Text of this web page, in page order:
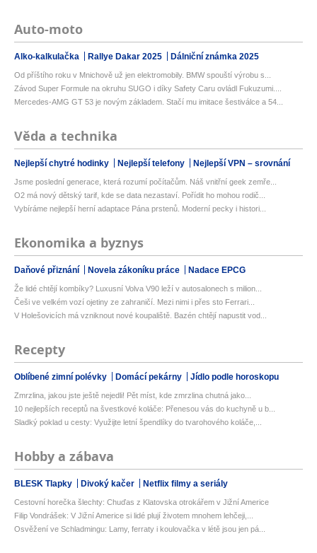
Auto-moto
Alko-kalkulačka Rallye Dakar 2025 Dálniční známka 2025
Od příštího roku v Mnichově už jen elektromobily. BMW spouští výrobu s...
Závod Super Formule na okruhu SUGO i díky Safety Caru ovládl Fukuzumi....
Mercedes-AMG GT 53 je novým základem. Stačí mu imitace šestiválce a 54...
Věda a technika
Nejlepší chytré hodinky Nejlepší telefony Nejlepší VPN – srovnání
Jsme poslední generace, která rozumí počítačům. Náš vnitřní geek zemře...
O2 má nový dětský tarif, kde se data nezastaví. Pořídit ho mohou rodič...
Vybíráme nejlepší herní adaptace Pána prstenů. Moderní pecky i histori...
Ekonomika a byznys
Daňové přiznání Novela zákoníku práce Nadace EPCG
Že lidé chtějí kombíky? Luxusní Volva V90 leží v autosalonech s milion...
Češi ve velkém vozí ojetiny ze zahraničí. Mezi nimi i přes sto Ferrari...
V Holešovicích má vzniknout nové koupaliště. Bazén chtějí napustit vod...
Recepty
Oblíbené zimní polévky Domácí pekárny Jídlo podle horoskopu
Zmrzlina, jakou jste ještě nejedli! Pět míst, kde zmrzlina chutná jako...
10 nejlepších receptů na švestkové koláče: Přenesou vás do kuchyně u b...
Sladký poklad u cesty: Využijte letní špendlíky do tvarohového koláče,...
Hobby a zábava
BLESK Tlapky Divoký kačer Netflix filmy a seriály
Cestovní horečka šlechty: Chuďas z Klatovska otrokářem v Jižní Americe
Filip Vondrášek: V Jižní Americe si lidé plují životem mnohem lehčeji,...
Osvěžení ve Schladmingu: Lamy, ferraty i koulovačka v létě jsou jen pá...